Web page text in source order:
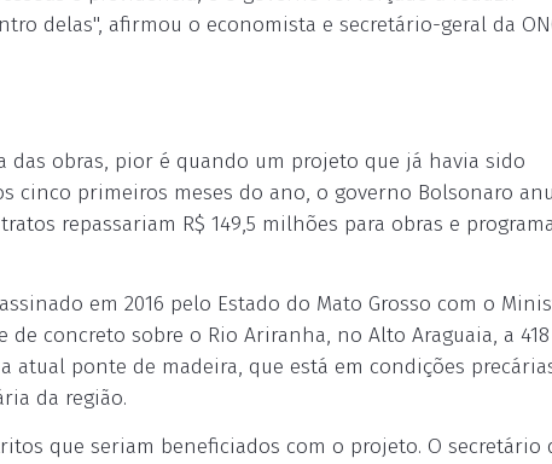
delas", afirmou o economista e secretário-geral da
das obras, pior é quando um projeto que já havia sido
cinco primeiros meses do ano, o governo Bolsonaro
repassariam R$ 149,5 milhões para obras e
em 2016 pelo Estado do Mato Grosso com o
concreto sobre o Rio Ariranha, no Alto Araguaia, a
atual ponte de madeira, que está em condições
da região.
que seriam beneficiados com o projeto. O secretário